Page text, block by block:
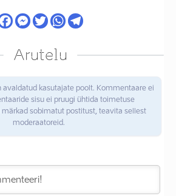
Arutelu
avaldatud kasutajate poolt. Kommentaare ei
sisu ei pruugi ühtida toimetuse
märkad sobimatut postitust, teavita sellest
moderaatoreid.